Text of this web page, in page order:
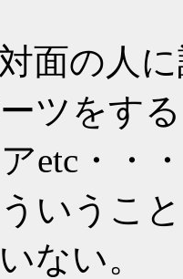
面の人
ツをす
etc・・
いうこ
ない。